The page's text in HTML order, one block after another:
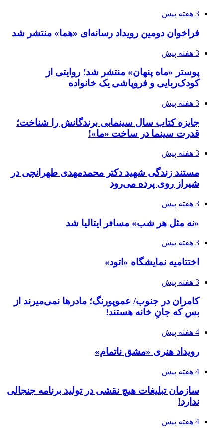
3 هفته پیش
فراخوان دومین رویداد رسانه‌ای «هما» منتشر شد
3 هفته پیش
پوستر «ماه پنهان» منتشر شد؛ روایتی از
کودک‌ربایی و فروپاشی یک خانواده
3 هفته پیش
جایزه کتاب سال سینمایی برندگانش را شناخت؛
قدرت سینما در ساخت «ما»!
3 هفته پیش
مستند زندگی شهید دکتر محمدمهدی طهرانچی در
شیراز روی پرده می‌رود
3 هفته پیش
«نه مثل هر شب» مسافر ایتالیا شد
3 هفته پیش
اختتامیه نمایشگاه «اتود»
3 هفته پیش
کامران در جنوب/ عموپورنگ؛ مادرها نمی‌میرند از
بس که جانِ خانه هستند!
4 هفته پیش
رویداد هنری «مشق ناتمام»
4 هفته پیش
سازمان تبلیغات هیچ نقشی در تولید برنامه جنجالی
ندارد!
4 هفته پیش